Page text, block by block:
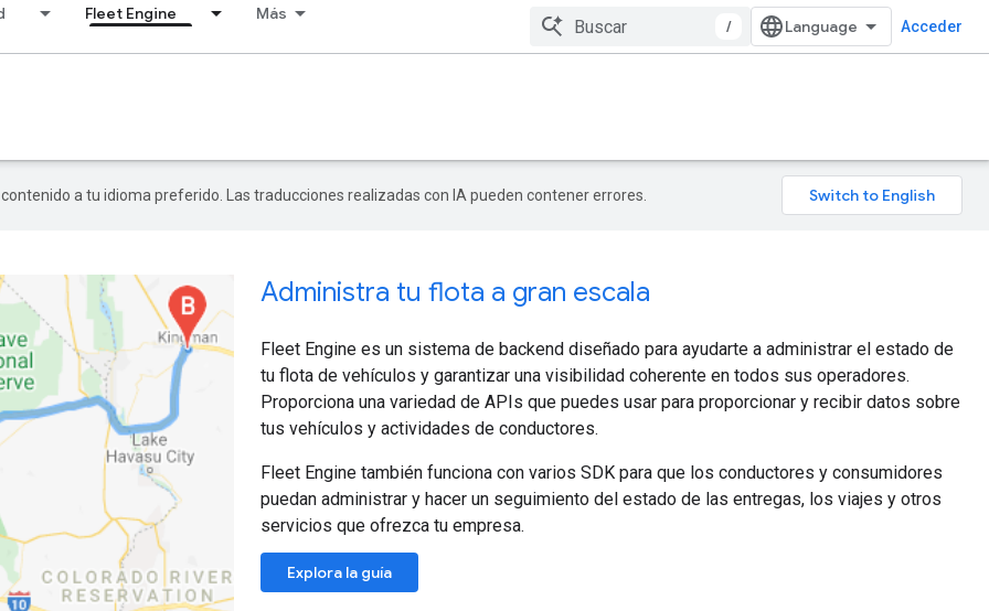
Fleet Engine Más
/ Acceder
a tu idioma preferido. Las traducciones realizadas con IA pueden contener errores.
Administra tu flota a gran escala
Fleet Engine es un sistema de backend diseñado para ayudarte a administrar el estado de
tu flota de vehículos y garantizar una visibilidad coherente en todos sus operadores.
Proporciona una variedad de APIs que puedes usar para proporcionar y recibir datos sobre
tus vehículos y actividades de conductores.
Fleet Engine también funciona con varios SDK para que los conductores y consumidores
puedan administrar y hacer un seguimiento del estado de las entregas, los viajes y otros
servicios que ofrezca tu empresa.
Explora la guía